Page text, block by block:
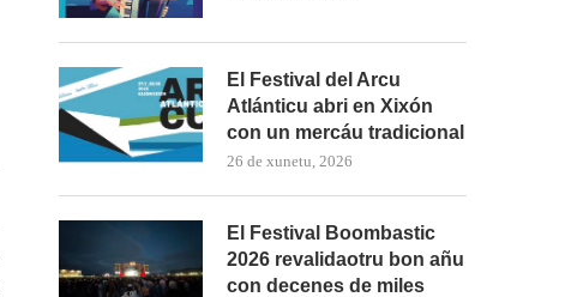
El Festival del Arcu
Atlánticu abri en Xixón
con un mercáu tradicional
26 de xunetu, 2026
El Festival Boombastic
2026 revalidaotru bon añu
con decenes de miles